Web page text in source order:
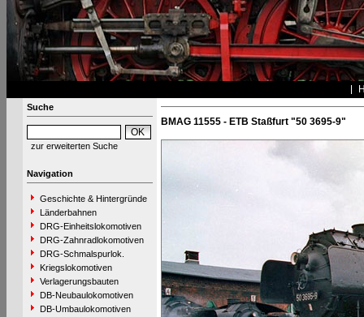
Suche
zur erweiterten Suche
Navigation
Geschichte & Hintergründe
Länderbahnen
DRG-Einheitslokomotiven
DRG-Zahnradlokomotiven
DRG-Schmalspurlok.
Kriegslokomotiven
Verlagerungsbauten
DB-Neubaulokomotiven
DB-Umbaulokomotiven
BMAG 11555 - ETB Staßfurt "50 3695-9"